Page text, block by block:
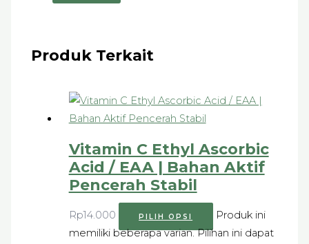
Produk Terkait
Vitamin C Ethyl Ascorbic
Acid / EAA | Bahan Aktif
Pencerah Stabil
Rp14.000 PILIH OPSI
Produk ini
memiliki beberapa varian. Pilihan ini dapat